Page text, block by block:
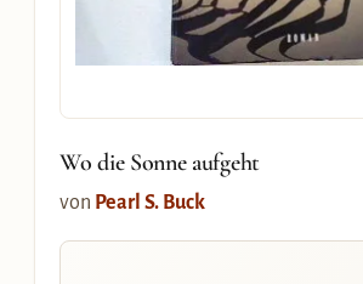
Wo die Sonne aufgeht
von Pearl S. Buck